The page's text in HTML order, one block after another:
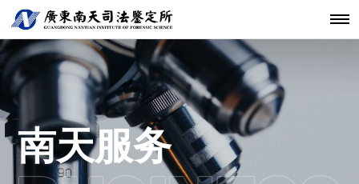
关于南天
发展历程
核心团队
机构文化
仪器设备
科技研发
分支机构
鉴定服务
鉴定指南
法规标准
经典案例
法医类鉴定
物证类鉴定
声像资料类
鉴定
文件形成时
间鉴定
新闻资讯
通知公告
行业动态
工程中心
开放课题
联系我们
南天服务